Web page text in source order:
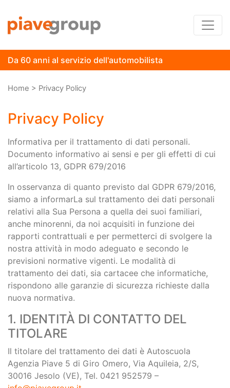
Da 60 anni al servizio dell'automobilista
Percorso a "briciole di pane"
Home > Privacy Policy
Privacy Policy
Informativa per il trattamento di dati personali.
Documento informativo ai sensi e per gli effetti di cui
all’articolo 13, GDPR 679/2016
In osservanza di quanto previsto dal GDPR 679/2016,
siamo a informarLa sul trattamento dei dati personali
relativi alla Sua Persona a quella dei suoi familiari,
anche minorenni, da noi acquisiti in funzione dei
rapporti contrattuali e per permetterci di svolgere la
nostra attività in modo adeguato e secondo le
previsioni normative vigenti. Le modalità di
trattamento dei dati, sia cartacee che informatiche,
rispondono alle garanzie di sicurezza richieste dalla
nuova normativa.
1. IDENTITÀ DI CONTATTO DEL
TITOLARE
Il titolare del trattamento dei dati è Autoscuola
Agenzia Piave 5 di Giro Omero, Via Aquileia, 2/S,
30016 Jesolo (VE), Tel. 0421 952579 –